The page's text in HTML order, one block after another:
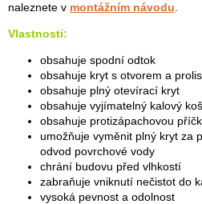
naleznete v montážním návodu
Vlastnosti:
obsahuje spodní odtok
obsahuje kryt s otvorem a
obsahuje plný otevírací kryt
obsahuje vyjímatelný kalový koš
obsahuje protizápachovou
umožňuje vyměnit plný kryt za
odvod povrchové vody
chrání budovu před vlhkostí
zabraňuje vniknutí nečistot do
vysoká pevnost a odolnost